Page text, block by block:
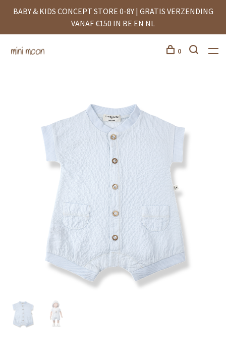
BABY & KIDS CONCEPT STORE 0-8Y | GRATIS VERZENDING
VANAF €150 IN BE EN NL
0